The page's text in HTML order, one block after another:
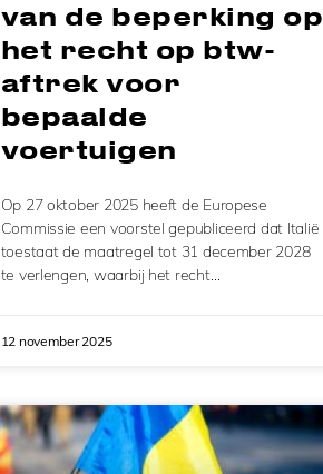
van de beperking op
het recht op btw-
aftrek voor
bepaalde
voertuigen
Op 27 oktober 2025 heeft de Europese
Commissie een voorstel gepubliceerd dat Italië
toestaat de maatregel tot 31 december 2028
te verlengen, waarbij het recht…
12 november 2025